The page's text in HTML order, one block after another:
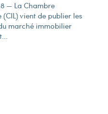
— La Chambre
vient de publier les
marché immobilier